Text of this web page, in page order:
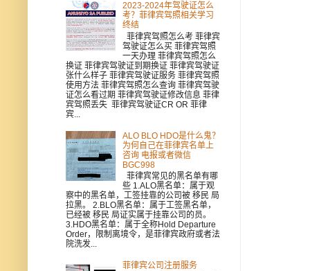
2023-2024年驾驶证怎么
考？菲律宾驾照相关学习
终结
菲律宾驾照怎么考 菲律宾
驾驶证怎么买 菲律宾驾照
一天办理 菲律宾驾照怎么
换证 菲律宾驾驶证到期换证 菲律宾驾驶证
张什么样子 菲律宾驾驶证服务 菲律宾驾照
使用方法 菲律宾驾照怎么查询 菲律宾驾驶
证怎么看过期 菲律宾驾驶证修改信息 菲律
宾驾照丢失 菲律宾驾驶证CR OR 菲律
宾...
ALO BLO HDO是什么鬼？
为何自己在菲律宾名单上
咨询 电报或者微信
BGC998
菲律宾常见的黑名单有哪
些 1.ALO黑名单：属于观
察中的黑名单，工签挂靠的公司被 移民 局
拉黑。 2.BLO黑名单：属于工签黑名单，
已经被 移民 局证实属于挂靠公司的员。
3.HDO黑名单：属于全称Hold Departure
Order，限制离境令，是菲律宾政府或者法
院洗发...
菲律宾公司注册服务